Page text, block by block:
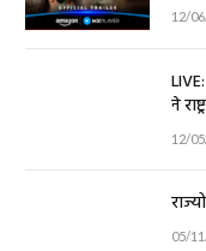
12/
ने
12/
05/